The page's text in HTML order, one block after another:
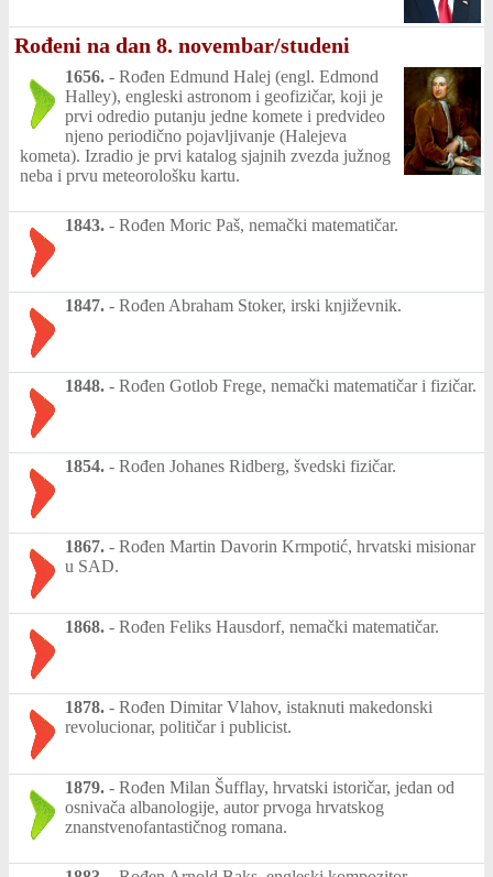
Rođeni na dan 8. novembar/studeni
1656. - Rođen Edmund Halej (engl. Edmond
Halley), engleski astronom i geofizičar, koji je
prvi odredio putanju jedne komete i predvideo
njeno periodično pojavljivanje (Halejeva
kometa). Izradio je prvi katalog sjajnih zvezda južnog
neba i prvu meteorološku kartu.
1843. - Rođen Moric Paš, nemački matematičar.
1847. - Rođen Abraham Stoker, irski književnik.
1848. - Rođen Gotlob Frege, nemački matematičar i fizičar.
1854. - Rođen Johanes Ridberg, švedski fizičar.
1867. - Rođen Martin Davorin Krmpotić, hrvatski misionar
u SAD.
1868. - Rođen Feliks Hausdorf, nemački matematičar.
1878. - Rođen Dimitar Vlahov, istaknuti makedonski
revolucionar, političar i publicist.
1879. - Rođen Milan Šufflay, hrvatski istoričar, jedan od
osnivača albanologije, autor prvoga hrvatskog
znanstvenofantastičnog romana.